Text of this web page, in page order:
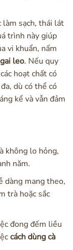
làm sạch, thái lát
trình này giúp
vi khuẩn, nấm
leo. Nếu quy
hoạt chất có
dù có thể có
kể và vẫn đảm
không lo hỏng,
năm.
dàng mang theo,
trà hoặc sắc
đong đếm liều
cách dùng cà